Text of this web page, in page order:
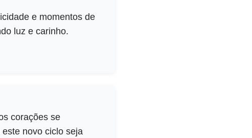
e momentos de
luz e carinho.
corações se
novo ciclo seja